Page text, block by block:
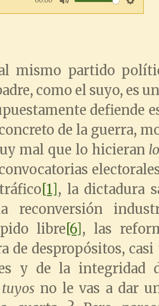
i
n
g
s
M
e
S
t
i
n
g
s
mismo partido
como el suyo, es
defiende
de la guerra,
mal que lo hicieran
[1] , la dictadura
reconversión
libre[6] , las
de despropósitos, casi
y de la integridad
no le vas a dar